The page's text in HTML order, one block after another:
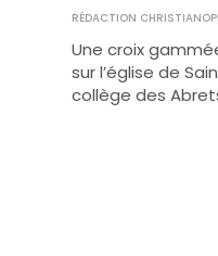
RÉDACTION
Une croix
sur l’église de
collège des